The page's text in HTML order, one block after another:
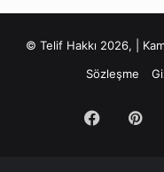
© Telif Hakkı 2026, |
Sözleşme